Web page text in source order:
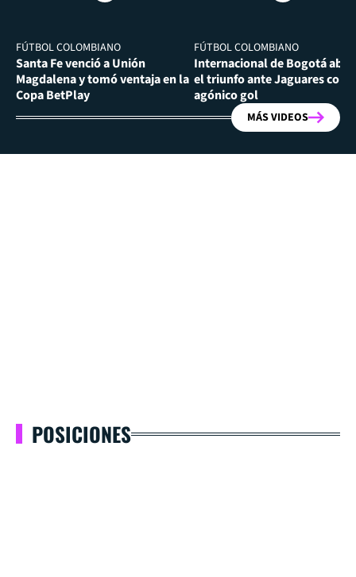
FÚTBOL COLOMBIANO
Santa Fe venció a Unión
Magdalena y tomó ventaja en la
Copa BetPlay
FÚTBOL COLOMBIANO
Internacional de Bogotá
el triunfo ante Jaguares con
agónico gol
MÁS VIDEOS
POSICIONES